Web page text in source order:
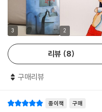
려움을 헤쳐 나가는 과정이 감
우정을 나누며 한층 성장하는 모
눠야 알 수 있음을, 아무리 달라
이들은 『변소각시』가 그리는
좀 더 따뜻하고 단단하게 자라날
· 누구나 공감할 수 있는, 마음
작가는 흥미진진한 서사와 빠른
3 2
리뷰 8
구매리뷰
종이책 구매